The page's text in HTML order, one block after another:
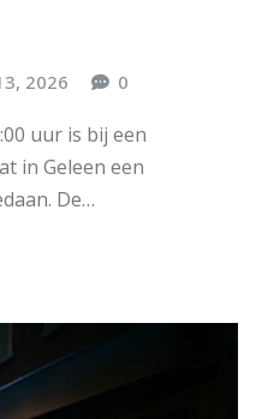
2026 0
uur is bij een
in Geleen een
De…